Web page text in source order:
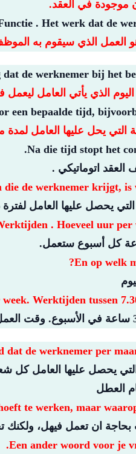
موجودة في العقد.
. Het werk dat de
العمل الذي سيقوم به
dat de werknemer bij het
اليوم الذي يأتي العامل
bepaalde tijd,
يحل عليها العامل
Na die tijd stopt het
العقد اتوماتيكي .
die de werknemer krijgt, is
يحصل عليها العامل
. Hoeveel uur per
كل أسبوع ستعمل.
En op welk
Werktijden tussen
dat de werknemer per
التي يحصل عليها العامل كل
العطل
te werken, maar
بحاجة ان تعمل فيهل،
Een ander woord voor je